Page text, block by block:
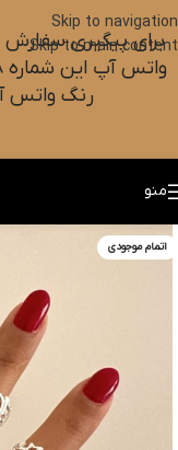
Skip to navigation
Skip to main content
برای پیگیری
رنگ واتس
منو
اتمام موجودی